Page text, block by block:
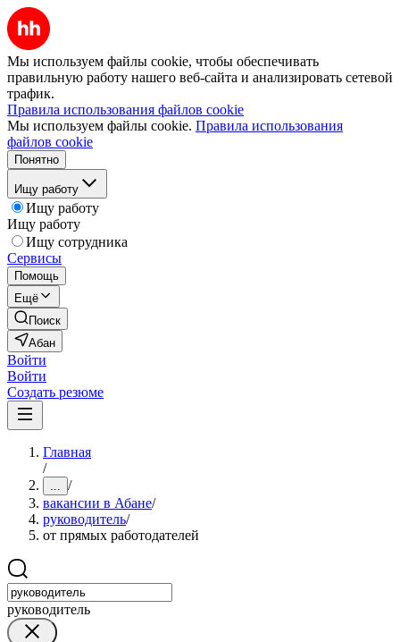
Мы используем файлы cookie, чтобы обеспечивать
правильную работу нашего веб-сайта и анализировать сетевой
трафик.
Правила использования файлов cookie
Мы используем файлы cookie. Правила использования
файлов cookie
Понятно
Ищу работу
Ищу работу
Ищу работу
Ищу сотрудника
Сервисы
Помощь
Ещё
Поиск
Абан
Войти
Войти
Создать резюме
Главная
/
... /
вакансии в Абане/
руководитель/
от прямых работодателей
руководитель